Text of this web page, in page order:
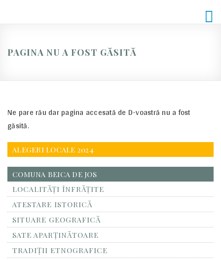
PAGINA NU A FOST GĂSITĂ
Ne pare rău dar pagina accesată de D-voastră nu a fost
găsită.
ALEGERI LOCALE 2024
COMUNA BEICA DE JOS
LOCALITĂŢI ÎNFRĂŢITE
ATESTARE ISTORICĂ
SITUARE GEOGRAFICĂ
SATE APARȚINĂTOARE
TRADIȚII ETNOGRAFICE